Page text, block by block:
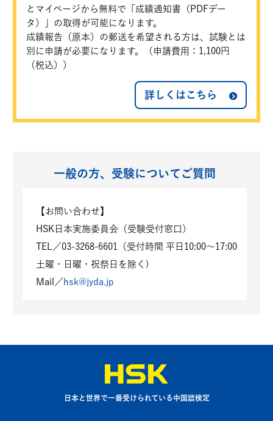
とマイページから無料で「成績通知書（PDFデー
タ）」の取得が可能になります。
成績報告（原本）の郵送を希望される方は、試験とは
別に申請が必要になります。（申請費用：1,100円
（税込））
詳しくはこちら
一般の方、受験についてご質問
【お問い合わせ】
HSK日本実施委員会（受験受付窓口）
TEL／03-3268-6601（受付時間 平日10:00～17:00
土曜・日曜・祝祭日を除く)
Mail／ hsk@jyda.jp
日本と世界で一番受けられている中国語検定